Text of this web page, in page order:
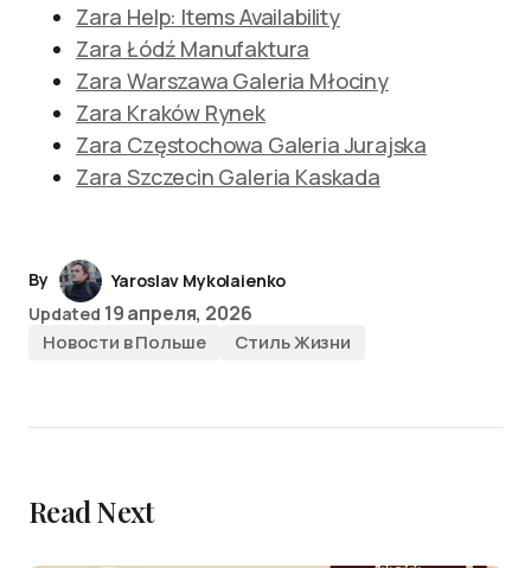
Zara Help: Items Availability
Zara Łódź Manufaktura
Zara Warszawa Galeria Młociny
Zara Kraków Rynek
Zara Częstochowa Galeria Jurajska
Zara Szczecin Galeria Kaskada
By
Yaroslav Mykolaienko
Updated 19 апреля, 2026
Новости в Польше Стиль Жизни
Read Next